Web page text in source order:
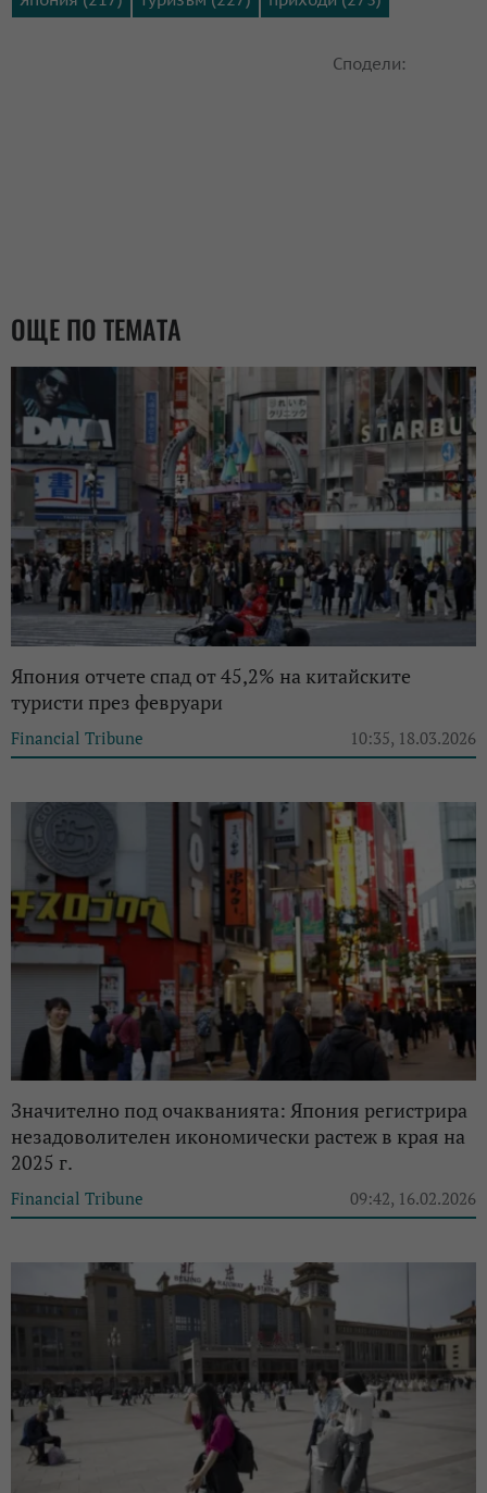
Сподели:
ОЩЕ ПО ТЕМАТА
Япония отчете спад от 45,2% на китайските
туристи през февруари
Financial Tribune 10:35, 18.03.2026
Значително под очакванията: Япония регистрира
незадоволителен икономически растеж в края на
2025 г.
Financial Tribune 09:42, 16.02.2026